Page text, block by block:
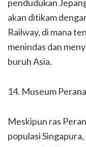
pendudukan
akan ditikam
Railway, di mana
menindas dan
buruh Asia.
14. Museum
Meskipun ras
populasi